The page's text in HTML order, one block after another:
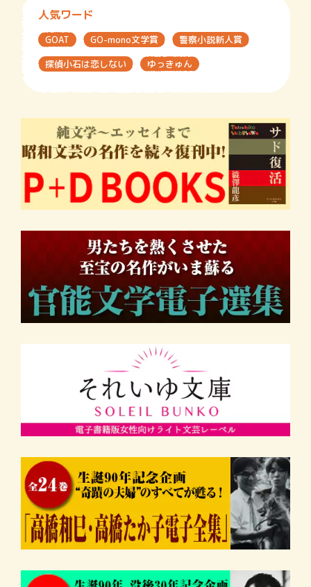
人気ワード
GOAT GO-mono文学賞
警察小説新人賞
探偵小石は恋しない
ゆっきゅん